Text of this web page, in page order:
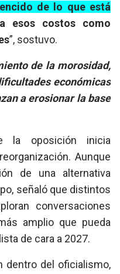
de lo que está
esos costos como
”, sostuvo.
de la morosidad,
económicas
a erosionar la base
la oposición inicia
Aunque
de una alternativa
señaló que distintos
conversaciones
amplio que pueda
de cara a 2027.
dentro del oficialismo,